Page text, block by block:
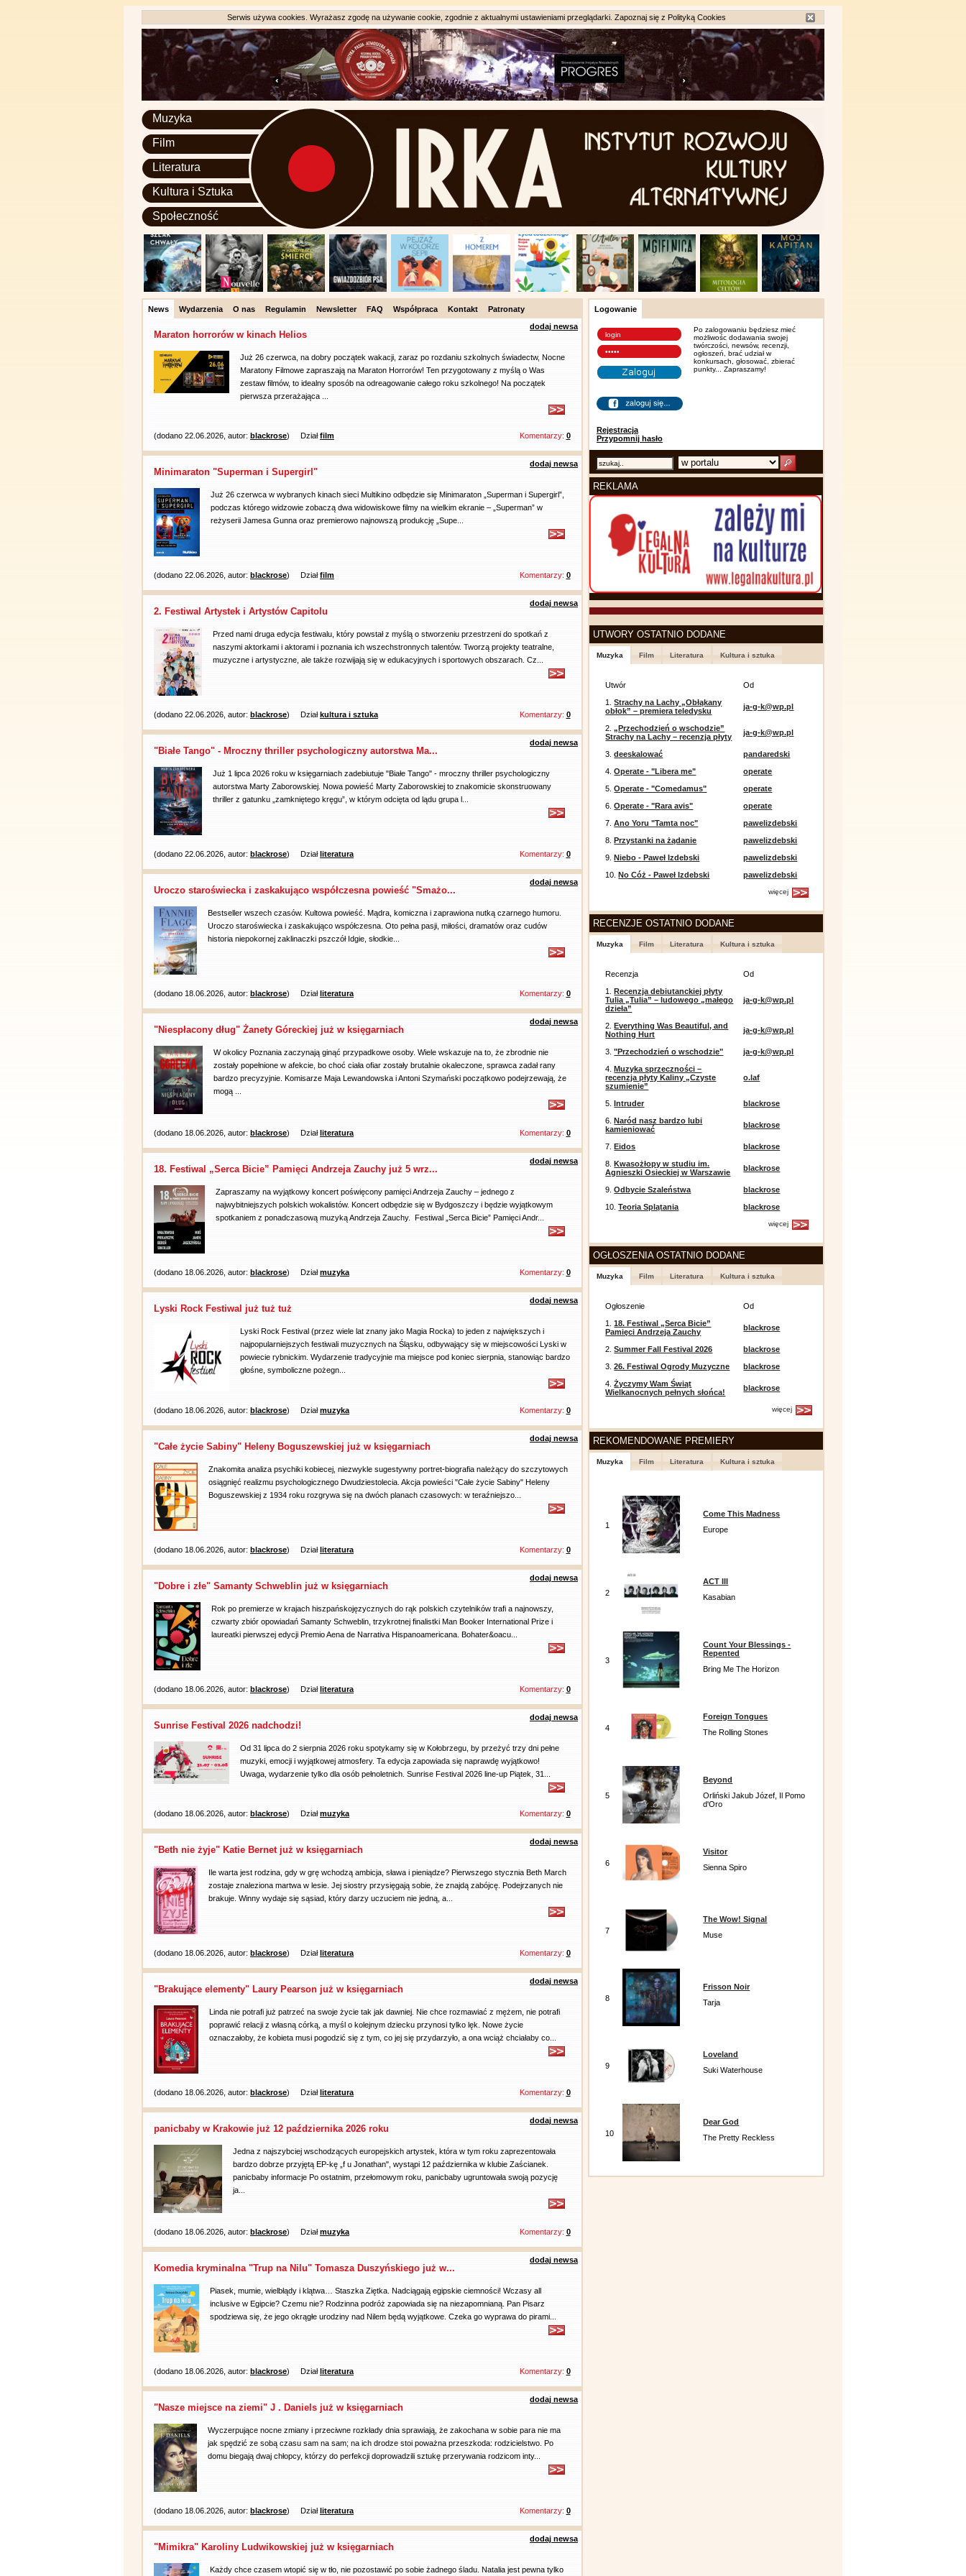
Serwis używa cookies. Wyrażasz zgodę na używanie cookie, zgodnie z aktualnymi ustawieniami przeglądarki. Zapoznaj się z Polityką Cookies
Muzyka
Film
Literatura
Kultura i Sztuka
Społeczność
News Wydarzenia O nas Regulamin Newsletter FAQ Współpraca Kontakt
Patronaty
dodaj newsa
Maraton horrorów w kinach Helios
Już 26 czerwca, na dobry początek wakacji, zaraz po rozdaniu szkolnych świadectw, Nocne
Maratony Filmowe zapraszają na Maraton Horrorów! Ten przygotowany z myślą o Was
zestaw filmów, to idealny sposób na odreagowanie całego roku szkolnego! Na początek
pierwsza przerażająca ...
Komentarzy: 0
(dodano 22.06.2026, autor: blackrose) Działfilm
dodaj newsa
Minimaraton "Superman i Supergirl"
Już 26 czerwca w wybranych kinach sieci Multikino odbędzie się Minimaraton „Superman i Supergirl”,
podczas którego widzowie zobaczą dwa widowiskowe filmy na wielkim ekranie – „Superman” w
reżyserii Jamesa Gunna oraz premierowo najnowszą produkcję „Supe...
Komentarzy: 0
(dodano 22.06.2026, autor: blackrose) Działfilm
dodaj newsa
2. Festiwal Artystek i Artystów Capitolu
Przed nami druga edycja festiwalu, który powstał z myślą o stworzeniu przestrzeni do spotkań z
naszymi aktorkami i aktorami i poznania ich wszechstronnych talentów. Tworzą projekty teatralne,
muzyczne i artystyczne, ale także rozwijają się w edukacyjnych i sportowych obszarach. Cz...
Komentarzy: 0
(dodano 22.06.2026, autor: blackrose) Działkultura i sztuka
dodaj newsa
"Białe Tango" - Mroczny thriller psychologiczny autorstwa Ma...
Już 1 lipca 2026 roku w księgarniach zadebiutuje "Białe Tango" - mroczny thriller psychologiczny
autorstwa Marty Zaborowskiej. Nowa powieść Marty Zaborowskiej to znakomicie skonstruowany
thriller z gatunku „zamkniętego kręgu”, w którym odcięta od lądu grupa l...
Komentarzy: 0
(dodano 22.06.2026, autor: blackrose) Działliteratura
dodaj newsa
Uroczo staroświecka i zaskakująco współczesna powieść "Smażo...
Bestseller wszech czasów. Kultowa powieść. Mądra, komiczna i zaprawiona nutką czarnego humoru.
Uroczo staroświecka i zaskakująco współczesna. Oto pełna pasji, miłości, dramatów oraz cudów
historia niepokornej zaklinaczki pszczół Idgie, słodkie...
Komentarzy: 0
(dodano 18.06.2026, autor: blackrose) Działliteratura
dodaj newsa
"Niespłacony dług" Żanety Góreckiej już w księgarniach
W okolicy Poznania zaczynają ginąć przypadkowe osoby. Wiele wskazuje na to, że zbrodnie nie
zostały popełnione w afekcie, bo choć ciała ofiar zostały brutalnie okaleczone, sprawca zadał rany
bardzo precyzyjnie. Komisarze Maja Lewandowska i Antoni Szymański początkowo podejrzewają, że
mogą ...
Komentarzy: 0
(dodano 18.06.2026, autor: blackrose) Działliteratura
dodaj newsa
18. Festiwal „Serca Bicie” Pamięci Andrzeja Zauchy już 5 wrz...
Zapraszamy na wyjątkowy koncert poświęcony pamięci Andrzeja Zauchy – jednego z
najwybitniejszych polskich wokalistów. Koncert odbędzie się w Bydgoszczy i będzie wyjątkowym
spotkaniem z ponadczasową muzyką Andrzeja Zauchy. Festiwal „Serca Bicie” Pamięci Andr...
Komentarzy: 0
(dodano 18.06.2026, autor: blackrose) Działmuzyka
dodaj newsa
Lyski Rock Festiwal już tuż tuż
Lyski Rock Festival (przez wiele lat znany jako Magia Rocka) to jeden z największych i
najpopularniejszych festiwali muzycznych na Śląsku, odbywający się w miejscowości Lyski w
powiecie rybnickim. Wydarzenie tradycyjnie ma miejsce pod koniec sierpnia, stanowiąc bardzo
głośne, symboliczne pożegn...
Komentarzy: 0
(dodano 18.06.2026, autor: blackrose) Działmuzyka
dodaj newsa
"Całe życie Sabiny" Heleny Boguszewskiej już w księgarniach
Znakomita analiza psychiki kobiecej, niezwykle sugestywny portret-biografia należący do szczytowych
osiągnięć realizmu psychologicznego Dwudziestolecia. Akcja powieści "Całe życie Sabiny" Heleny
Boguszewskiej z 1934 roku rozgrywa się na dwóch planach czasowych: w teraźniejszo...
Komentarzy: 0
(dodano 18.06.2026, autor: blackrose) Działliteratura
dodaj newsa
"Dobre i złe" Samanty Schweblin już w księgarniach
Rok po premierze w krajach hiszpańskojęzycznych do rąk polskich czytelników trafi a najnowszy,
czwarty zbiór opowiadań Samanty Schweblin, trzykrotnej finalistki Man Booker International Prize i
laureatki pierwszej edycji Premio Aena de Narrativa Hispanoamericana. Bohater&oacu...
Komentarzy: 0
(dodano 18.06.2026, autor: blackrose) Działliteratura
dodaj newsa
Sunrise Festival 2026 nadchodzi!
Od 31 lipca do 2 sierpnia 2026 roku spotykamy się w Kołobrzegu, by przeżyć trzy dni pełne
muzyki, emocji i wyjątkowej atmosfery. Ta edycja zapowiada się naprawdę wyjątkowo!
Uwaga, wydarzenie tylko dla osób pełnoletnich. Sunrise Festival 2026 line-up Piątek, 31...
Komentarzy: 0
(dodano 18.06.2026, autor: blackrose) Działmuzyka
dodaj newsa
"Beth nie żyje" Katie Bernet już w księgarniach
Ile warta jest rodzina, gdy w grę wchodzą ambicja, sława i pieniądze? Pierwszego stycznia Beth March
zostaje znaleziona martwa w lesie. Jej siostry przysięgają sobie, że znajdą zabójcę. Podejrzanych nie
brakuje. Winny wydaje się sąsiad, który darzy uczuciem nie jedną, a...
Komentarzy: 0
(dodano 18.06.2026, autor: blackrose) Działliteratura
dodaj newsa
"Brakujące elementy" Laury Pearson już w księgarniach
Linda nie potrafi już patrzeć na swoje życie tak jak dawniej. Nie chce rozmawiać z mężem, nie potrafi
poprawić relacji z własną córką, a myśl o kolejnym dziecku przynosi tylko lęk. Nowe życie
oznaczałoby, że kobieta musi pogodzić się z tym, co jej się przydarzyło, a ona wciąż chciałaby co...
Komentarzy: 0
(dodano 18.06.2026, autor: blackrose) Działliteratura
dodaj newsa
panicbaby w Krakowie już 12 października 2026 roku
Jedna z najszybciej wschodzących europejskich artystek, która w tym roku zaprezentowała
bardzo dobrze przyjętą EP-kę „f u Jonathan", wystąpi 12 października w klubie Zaścianek.
panicbaby informacje Po ostatnim, przełomowym roku, panicbaby ugruntowała swoją pozycję
ja...
Komentarzy: 0
(dodano 18.06.2026, autor: blackrose) Działmuzyka
dodaj newsa
Komedia kryminalna "Trup na Nilu" Tomasza Duszyńskiego już w...
Piasek, mumie, wielbłądy i klątwa… Staszka Ziętka. Nadciągają egipskie ciemności! Wczasy all
inclusive w Egipcie? Czemu nie? Rodzinna podróż zapowiada się na niezapomnianą. Pan Pisarz
spodziewa się, że jego okrągłe urodziny nad Nilem będą wyjątkowe. Czeka go wyprawa do pirami...
Komentarzy: 0
(dodano 18.06.2026, autor: blackrose) Działliteratura
dodaj newsa
"Nasze miejsce na ziemi" J . Daniels już w księgarniach
Wyczerpujące nocne zmiany i przeciwne rozkłady dnia sprawiają, że zakochana w sobie para nie ma
jak spędzić ze sobą czasu sam na sam; na ich drodze stoi poważna przeszkoda: rodzicielstwo. Po
domu biegają dwaj chłopcy, którzy do perfekcji doprowadzili sztukę przerywania rodzicom inty...
Komentarzy: 0
(dodano 18.06.2026, autor: blackrose) Działliteratura
dodaj newsa
"Mimikra" Karoliny Ludwikowskiej już w księgarniach
Każdy chce czasem wtopić się w tło, nie pozostawić po sobie żadnego śladu. Natalia jest pewna tylko
Logowanie
Rejestracja
Przypomnij hasło
Po zalogowaniu będziesz mieć
możliwośc dodawania swojej
twórczości, newsów, recenzji,
ogłoszeń, brać udział w
konkursach, głosować, zbierać
punkty... Zapraszamy!
REKLAMA
UTWORY OSTATNIO DODANE
Muzyka Film Literatura Kultura i sztuka
Utwór
Od
1.Strachy na Lachy „Obłąkany
obłok” – premiera teledysku
ja-g-k@wp.pl
2.„Przechodzień o wschodzie”
Strachy na Lachy – recenzja płyty
ja-g-k@wp.pl
3.deeskalować
pandaredski
4.Operate - "Libera me"
operate
5.Operate - "Comedamus"
operate
6.Operate - "Rara avis"
operate
7.Ano Yoru "Tamta noc"
pawelizdebski
8.Przystanki na żądanie
pawelizdebski
9.Niebo - Paweł Izdebski
pawelizdebski
10.No Cóż - Paweł Izdebski pawelizdebski
więcej
RECENZJE OSTATNIO DODANE
Muzyka Film Literatura Kultura i sztuka
Recenzja
Od
1.Recenzja debiutanckiej płyty
Tulia „Tulia” – ludowego „małego
dzieła”
ja-g-k@wp.pl
2.Everything Was Beautiful, and
Nothing Hurt
ja-g-k@wp.pl
3."Przechodzień o wschodzie"
ja-g-k@wp.pl
4.Muzyka sprzeczności –
recenzja płyty Kaliny „Czyste
szumienie”
o.laf
5.Intruder
blackrose
6.Naród nasz bardzo lubi
kamieniować
blackrose
7.Eidos
blackrose
8.Kwasożłopy w studiu im.
Agnieszki Osieckiej w Warszawie
blackrose
9.Odbycie Szaleństwa
blackrose
10.Teoria Splątania blackrose
więcej
OGŁOSZENIA OSTATNIO DODANE
Muzyka Film Literatura Kultura i sztuka
Ogłoszenie
Od
1.18. Festiwal „Serca Bicie”
Pamięci Andrzeja Zauchy
blackrose
2.Summer Fall Festival 2026
blackrose
3.26. Festiwal Ogrody Muzyczne
blackrose
4.Życzymy Wam Świąt
Wielkanocnych pełnych słońca!
blackrose
więcej
REKOMENDOWANE PREMIERY
Muzyka Film Literatura Kultura i sztuka
1
Come This Madness
Europe
2
ACT III
Kasabian
3
Count Your Blessings -
Repented
Bring Me The Horizon
4
Foreign Tongues
The Rolling Stones
5
Beyond
Orliński Jakub Józef, Il Pomo
d'Oro
6
Visitor
Sienna Spiro
7
The Wow! Signal
Muse
8
Frisson Noir
Tarja
9
Loveland
Suki Waterhouse
10
Dear God
The Pretty Reckless